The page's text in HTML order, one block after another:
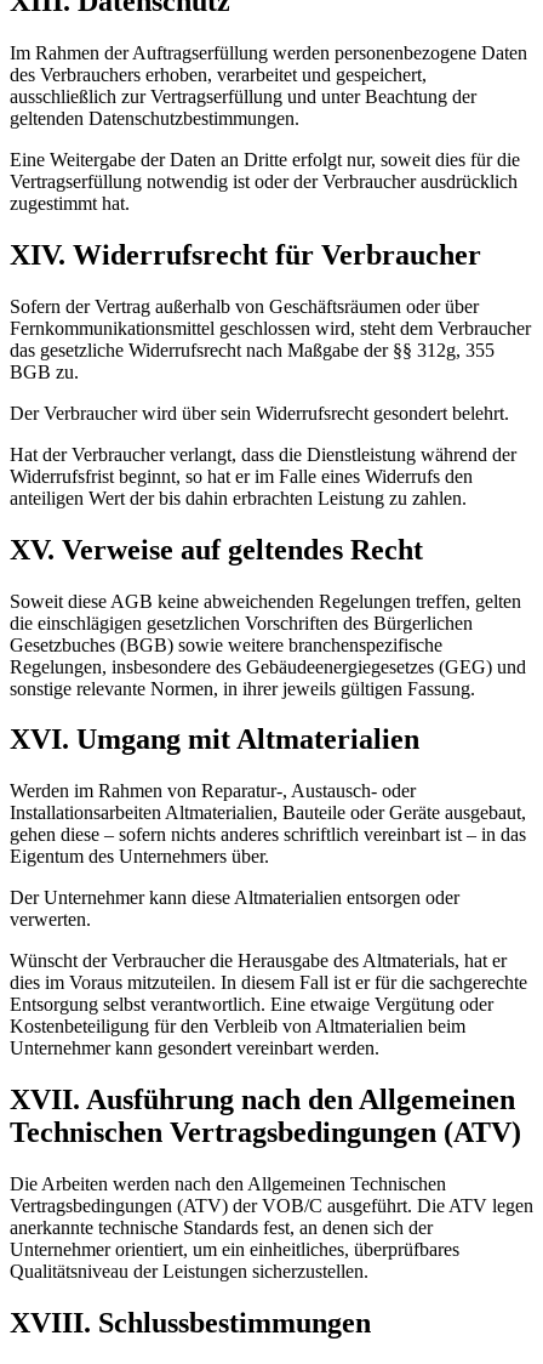
Im Rahmen der Auftragserfüllung werden personenbezogene Daten
des Verbrauchers erhoben, verarbeitet und gespeichert,
ausschließlich zur Vertragserfüllung und unter Beachtung der
geltenden Datenschutzbestimmungen.
Eine Weitergabe der Daten an Dritte erfolgt nur, soweit dies für die
Vertragserfüllung notwendig ist oder der Verbraucher ausdrücklich
zugestimmt hat.
XIV. Widerrufsrecht für Verbraucher
Sofern der Vertrag außerhalb von Geschäftsräumen oder über
Fernkommunikationsmittel geschlossen wird, steht dem Verbraucher
das gesetzliche Widerrufsrecht nach Maßgabe der §§ 312g, 355
BGB zu.
Der Verbraucher wird über sein Widerrufsrecht gesondert belehrt.
Hat der Verbraucher verlangt, dass die Dienstleistung während der
Widerrufsfrist beginnt, so hat er im Falle eines Widerrufs den
anteiligen Wert der bis dahin erbrachten Leistung zu zahlen.
XV. Verweise auf geltendes Recht
Soweit diese AGB keine abweichenden Regelungen treffen, gelten
die einschlägigen gesetzlichen Vorschriften des Bürgerlichen
Gesetzbuches (BGB) sowie weitere branchenspezifische
Regelungen, insbesondere des Gebäudeenergiegesetzes (GEG) und
sonstige relevante Normen, in ihrer jeweils gültigen Fassung.
XVI. Umgang mit Altmaterialien
Werden im Rahmen von Reparatur-, Austausch- oder
Installationsarbeiten Altmaterialien, Bauteile oder Geräte ausgebaut,
gehen diese – sofern nichts anderes schriftlich vereinbart ist – in das
Eigentum des Unternehmers über.
Der Unternehmer kann diese Altmaterialien entsorgen oder
verwerten.
Wünscht der Verbraucher die Herausgabe des Altmaterials, hat er
dies im Voraus mitzuteilen. In diesem Fall ist er für die sachgerechte
Entsorgung selbst verantwortlich. Eine etwaige Vergütung oder
Kostenbeteiligung für den Verbleib von Altmaterialien beim
Unternehmer kann gesondert vereinbart werden.
XVII. Ausführung nach den Allgemeinen
Technischen Vertragsbedingungen (ATV)
Die Arbeiten werden nach den Allgemeinen Technischen
Vertragsbedingungen (ATV) der VOB/C ausgeführt. Die ATV legen
anerkannte technische Standards fest, an denen sich der
Unternehmer orientiert, um ein einheitliches, überprüfbares
Qualitätsniveau der Leistungen sicherzustellen.
XVIII. Schlussbestimmungen